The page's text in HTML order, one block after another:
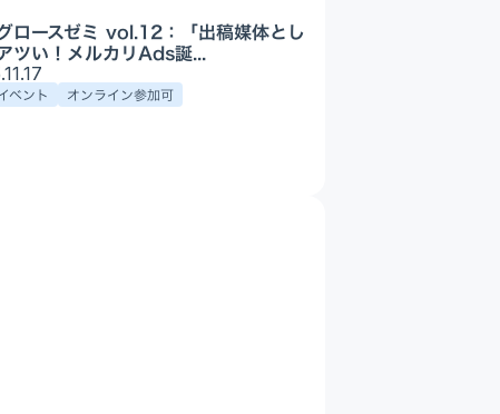
ロールアップ
Appプロモーション
DX・AI支援
ロースゼミ vol.12：「出稿媒体とし
ツい！メルカリAds誕...
ベント オンライン参加可